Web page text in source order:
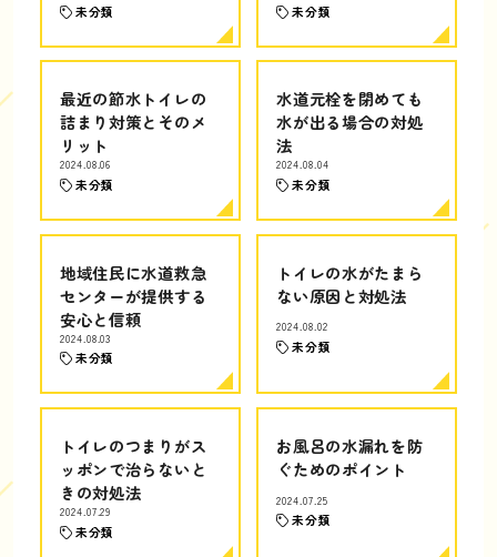
未分類 未分類
最近の節水トイレの
詰まり対策とそのメ
リット
2024.08.06
未分類
水道元栓を閉めても
水が出る場合の対処
法
2024.08.04
未分類
地域住民に水道救急
センターが提供する
安心と信頼
2024.08.03
未分類
トイレの水がたまら
ない原因と対処法
2024.08.02
未分類
トイレのつまりがス
ッポンで治らないと
きの対処法
2024.07.29
未分類
お風呂の水漏れを防
ぐためのポイント
2024.07.25
未分類